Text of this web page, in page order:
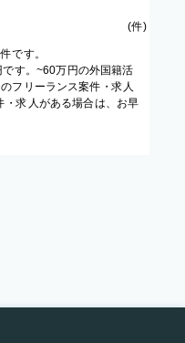
(件)
です。
す。~60万円の外国籍活
フリーランス案件・求人
・求人がある場合は、お早